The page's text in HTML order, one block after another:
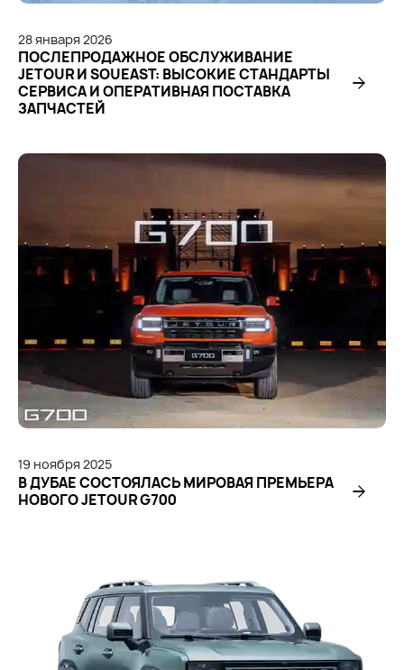
28января2026
ПОСЛЕПРОДАЖНОЕ ОБСЛУЖИВАНИЕ
JETOUR И SOUEAST: ВЫСОКИЕ СТАНДАРТЫ
СЕРВИСА И ОПЕРАТИВНАЯ ПОСТАВКА
ЗАПЧАСТЕЙ
19 ноября2025
В ДУБАЕ СОСТОЯЛАСЬ МИРОВАЯ ПРЕМЬЕРА
НОВОГО JETOUR G700